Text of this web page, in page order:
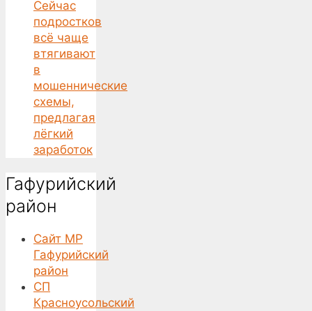
Сейчас
подростков
всё чаще
втягивают
в
мошеннические
схемы,
предлагая
лёгкий
заработок
Гафурийский
район
Сайт МР
Гафурийский
район
СП
Красноусольский